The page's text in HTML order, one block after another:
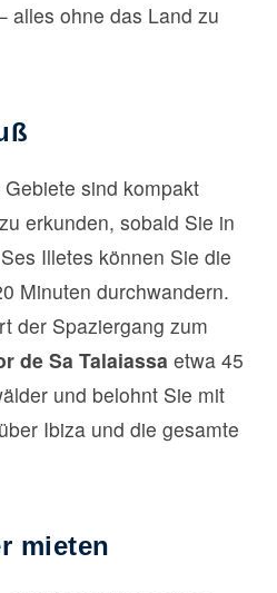
ohne das Land zu
sind kompakt
erkunden, sobald Sie in
Illetes können Sie die
Minuten durchwandern.
der Spaziergang zum
de Sa Talaiassa etwa 45
und belohnt Sie mit
Ibiza und die gesamte
mieten